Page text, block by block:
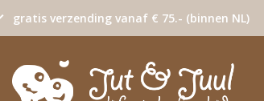
gratis verzending vanaf € 75.- (binnen NL)